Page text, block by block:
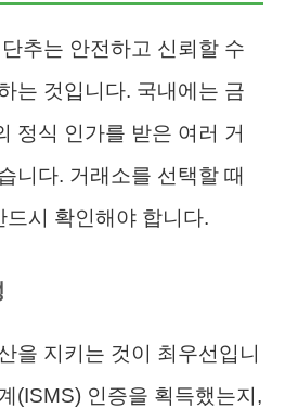
추는 안전하고 신뢰할 수
는 것입니다. 국내에는 금
정식 인가를 받은 여러 거
니다. 거래소를 선택할 때
시 확인해야 합니다.
을 지키는 것이 최우선입니
(ISMS) 인증을 획득했는지,